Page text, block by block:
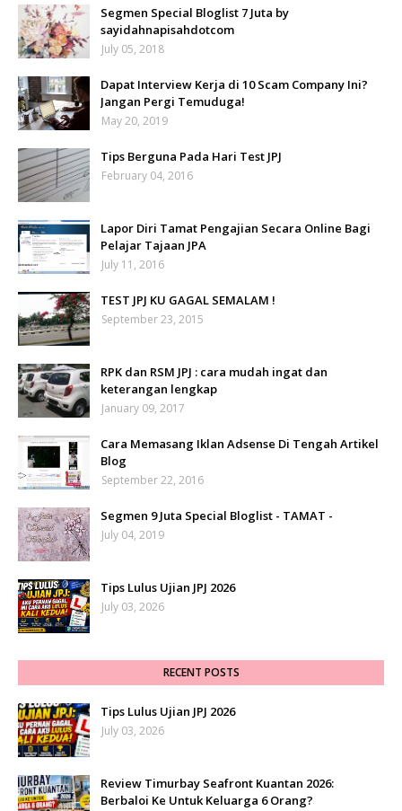
Segmen Special Bloglist 7 Juta by
sayidahnapisahdotcom
July 05, 2018
Dapat Interview Kerja di 10 Scam Company Ini?
Jangan Pergi Temuduga!
May 20, 2019
Tips Berguna Pada Hari Test JPJ
February 04, 2016
Lapor Diri Tamat Pengajian Secara Online Bagi
Pelajar Tajaan JPA
July 11, 2016
TEST JPJ KU GAGAL SEMALAM !
September 23, 2015
RPK dan RSM JPJ : cara mudah ingat dan
keterangan lengkap
January 09, 2017
Cara Memasang Iklan Adsense Di Tengah Artikel
Blog
September 22, 2016
Segmen 9 Juta Special Bloglist - TAMAT -
July 04, 2019
Tips Lulus Ujian JPJ 2026
July 03, 2026
RECENT POSTS
Tips Lulus Ujian JPJ 2026
July 03, 2026
Review Timurbay Seafront Kuantan 2026:
Berbaloi Ke Untuk Keluarga 6 Orang?